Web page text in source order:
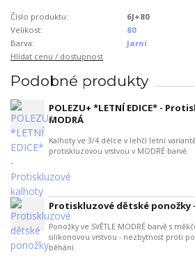
Číslo produktu:
6J+80
Velikost:
80
Barva:
Jarní
Hlídat cenu / dostupnost
Podobné produkty
POLEZU+ *LETNÍ EDICE* -
MODRÁ
Kalhoty ve 3/4 délce v lehčí letní
protiskluzovou vrstvou v MODRÉ barvě.
Protiskluzové dětské ponožky -
Ponožky ve SVĚTLE MODRÉ barvě s
silikonovou vrstvou - nezbytnost proti
běhání.